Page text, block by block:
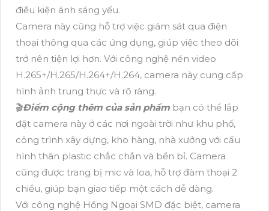
điều kiện ánh sáng yếu.
Camera này cũng hỗ trợ việc giám sát qua điện
thoại thông qua các ứng dụng, giúp việc theo dõi
trở nên tiện lợi hơn. Với công nghệ nén video
H.265+/H.265/H.264+/H.264, camera này cung cấp
hình ảnh trung thực và rõ ràng.
🎬Điểm cộng thêm của sản phẩm bạn có thể lắp
đặt camera này ở các nơi ngoài trời như khu phố,
công trình xây dựng, kho hàng, nhà xưởng với cấu
hình thân plastic chắc chắn và bền bỉ. Camera
cũng được trang bị mic và loa, hỗ trợ đàm thoại 2
chiều, giúp bạn giao tiếp một cách dễ dàng.
Với công nghệ Hồng Ngoại SMD đặc biệt, camera